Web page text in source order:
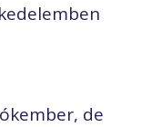
de